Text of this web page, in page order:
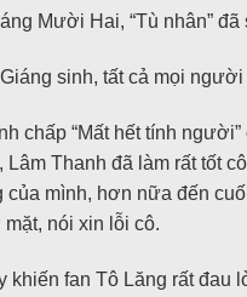
Mười Hai, “Tù nhân” đã
sinh, tất cả mọi
chấp “Mất hết tính
Lâm Thanh đã làm rất tốt
của mình, hơn nữa đến
mặt, nói xin lỗi cô.
khiến fan Tô Lăng rất đau